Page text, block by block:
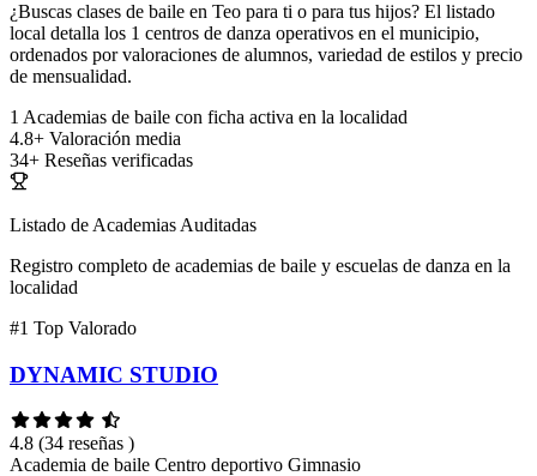
¿Buscas clases de baile en Teo para ti o para tus hijos? El listado
local detalla los 1 centros de danza operativos en el municipio,
ordenados por valoraciones de alumnos, variedad de estilos y precio
de mensualidad.
1 Academias de baile con ficha activa en la localidad
4.8+ Valoración media
34+ Reseñas verificadas
Listado de Academias Auditadas
Registro completo de academias de baile y escuelas de danza en la
localidad
#1 Top Valorado
DYNAMIC STUDIO
4.8 (34 reseñas )
Academia de baile Centro deportivo Gimnasio